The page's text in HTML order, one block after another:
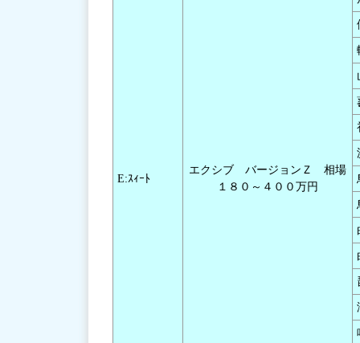
E:ｽｨｰﾄ
エクシブ バージョンＺ 相場
１８０～４００万円